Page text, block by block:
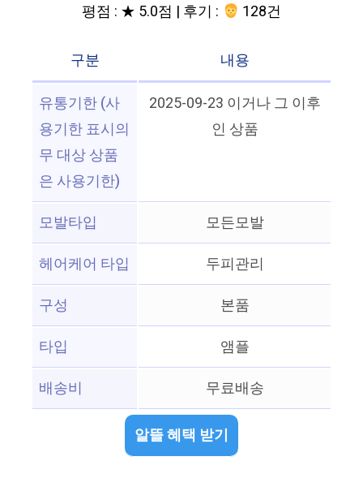
평점 : ★ 5.0점 | 후기 : 128건
구분
내용
유통기한 (사
용기한 표시의
무 대상 상품
은 사용기한)
2025-09-23 이거나 그 이후
인 상품
모발타입
모든모발
헤어케어 타입
두피관리
구성
본품
타입
앰플
배송비
무료배송
알뜰 혜택 받기